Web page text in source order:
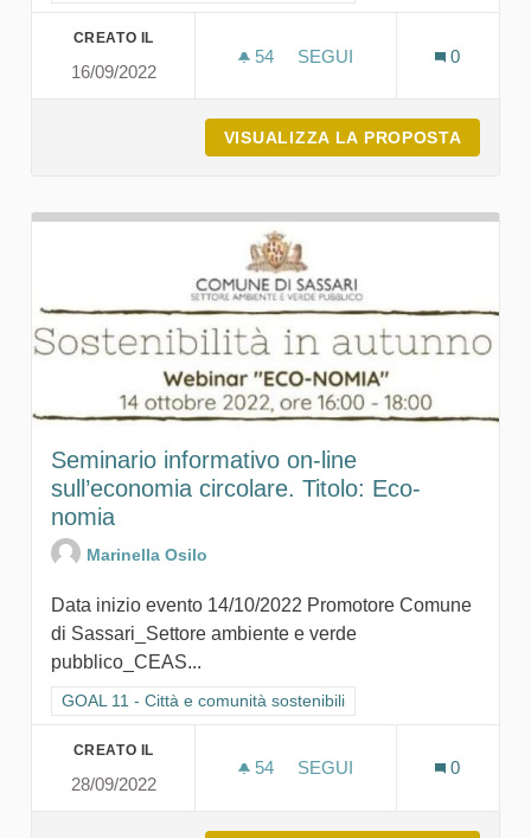
CREATO IL
16/09/2022
54 54 SOSTENITORI
SEGUI
0
VISUALIZZA LA PROPOSTA
Seminario informativo on-line
sull’economia circolare. Titolo: Eco-
nomia
Marinella Osilo
Data inizio evento 14/10/2022 Promotore Comune
di Sassari_Settore ambiente e verde
pubblico_CEAS...
Filtra i risultati per categoria: GOAL 11 - Città e comunità
GOAL 11 - Città e comunità sostenibili
CREATO IL
28/09/2022
54 54 SOSTENITORI
SEGUI
0